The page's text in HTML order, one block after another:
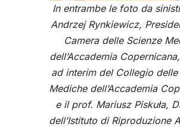
In entrambe le foto da
Andrzej Rynkiewicz,
Camera delle Scienze
dell’Accademia
ad interim del Collegio delle
Mediche dell’Accademia
e il prof. Mariusz Piskuła,
dell’Istituto di Riproduzione